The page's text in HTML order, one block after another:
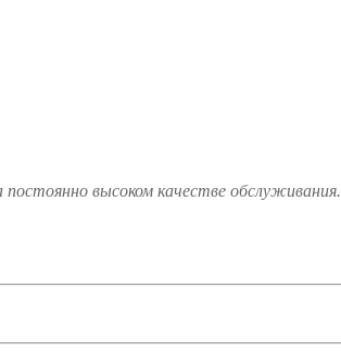
высоком качестве обслуживания.